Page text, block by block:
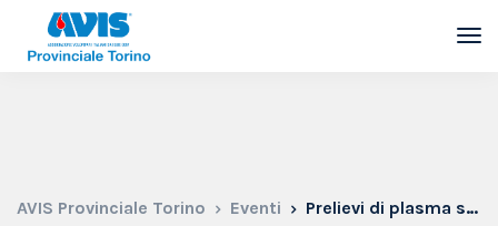
AVIS Provinciale Torino Eventi Prelievi di plasma su prenotazione